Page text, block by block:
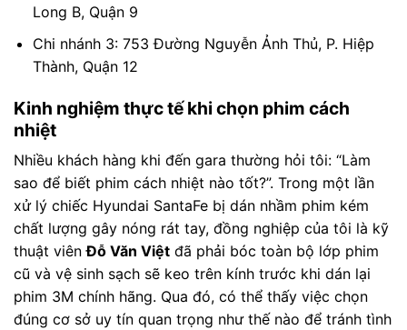
Long B, Quận 9
Chi nhánh 3: 753 Đường Nguyễn Ảnh Thủ, P. Hiệp
Thành, Quận 12
Kinh nghiệm thực tế khi chọn phim cách
nhiệt
Nhiều khách hàng khi đến gara thường hỏi tôi: “Làm
sao để biết phim cách nhiệt nào tốt?”. Trong một lần
xử lý chiếc Hyundai SantaFe bị dán nhầm phim kém
chất lượng gây nóng rát tay, đồng nghiệp của tôi là kỹ
thuật viênĐỗ Văn Việt đã phải bóc toàn bộ lớp phim
cũ và vệ sinh sạch sẽ keo trên kính trước khi dán lại
phim 3M chính hãng. Qua đó, có thể thấy việc chọn
đúng cơ sở uy tín quan trọng như thế nào để tránh tình